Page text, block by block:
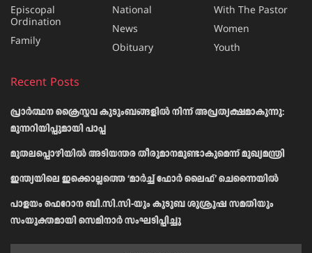
Episcopal
Ordination
Family
National
News
Obituary
With The Pastor
Women
Youth
Recent Posts
പ്രാര്‍ത്ഥന ക്രൈസ്തവ കുടുംബങ്ങളില്‍ നിന്ന് അപ്രത്യക്ഷമാകുന്നു:
മുന്നറിയിപ്പുമായി പാപ്പ
മുതലപ്പൊഴിയിൽ അടിയന്തര തീരുമാനമുണ്ടാകുമെന്ന് മുഖ്യമന്ത്രി
ഇന്ത്യയിലെ ഇക്കൊല്ലത്തെ ‘മാർച്ച് ഫോർ ലൈഫ്’ ചെന്നൈയിൽ
പാളയം ഫെറോന ബി.സി.സി-യും കുടുബ ശുശ്രൂഷ സമതിയും
സംയുക്തമായി സെമിനാർ സംഘടിപ്പിച്ചു